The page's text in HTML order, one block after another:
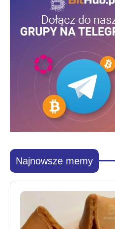
Najnowsze memy